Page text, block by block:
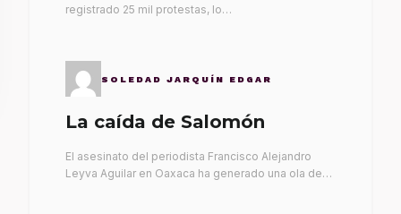
registrado 25 mil protestas, lo…
SOLEDAD JARQUÍN EDGAR
La caída de Salomón
El asesinato del periodista Francisco Alejandro
Leyva Aguilar en Oaxaca ha generado una ola de…